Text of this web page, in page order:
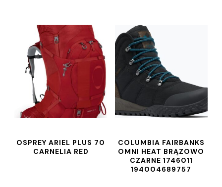
OSPREY ARIEL PLUS 70
CARNELIA RED
COLUMBIA FAIRBANKS
OMNI HEAT BRĄZOWO
CZARNE 1746011
194004689757